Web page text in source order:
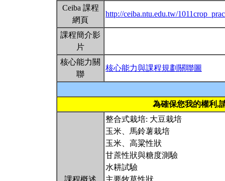
Ceiba 課程
網頁
http://ceiba.ntu.edu.tw/
課程簡介影
片
核心能力關
聯
核心能力與課程規劃關聯圖
為確保您我的權利,
課程概述
整合式栽培: 大豆栽培
玉米、馬鈴薯栽培
玉米、高粱性狀
甘蔗性狀與糖度測驗
水耕試驗
主要牧草性狀